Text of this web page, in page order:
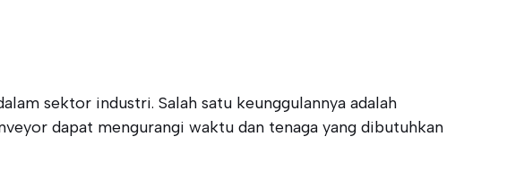
sektor industri. Salah satu keunggulannya adalah
dapat mengurangi waktu dan tenaga yang dibutuhkan